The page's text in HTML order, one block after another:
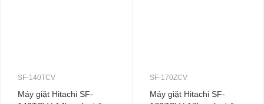
SF-140TCV
Máy giặt Hitachi SF-
SF-170ZCV
Máy giặt Hitachi SF-